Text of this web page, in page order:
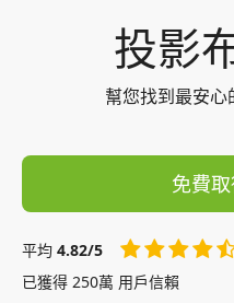
投影
幫您找到最安心
免費
平均 4.82/5
已獲得 250萬 用戶信賴